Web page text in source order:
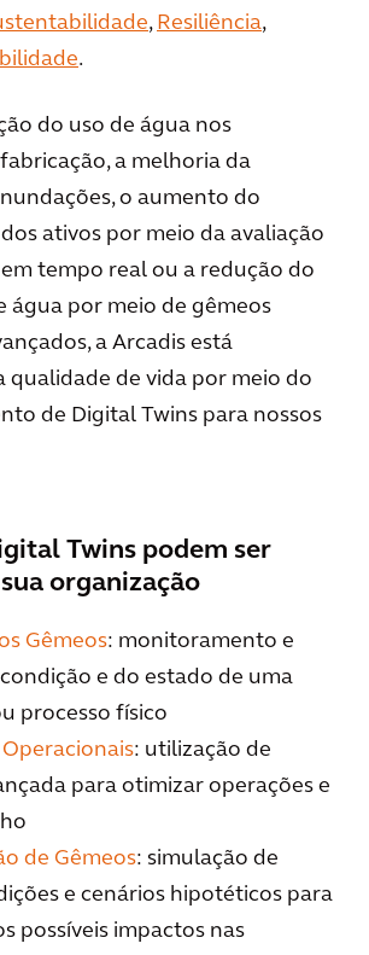
, Resiliência,
.
do uso de água nos
a melhoria da
o aumento do
ativos por meio da avaliação
tempo real ou a redução do
água por meio de gêmeos
a Arcadis está
qualidade de vida por meio do
de Digital Twins para nossos
Twins podem ser
organização
Gêmeos: monitoramento e
e do estado de uma
processo físico
: utilização de
para otimizar operações e
de Gêmeos: simulação de
e cenários hipotéticos para
possíveis impactos nas